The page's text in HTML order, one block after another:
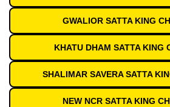
GWALIOR SATTA KING
KHATU DHAM SATTA KING
SHALIMAR SAVERA SATTA
NEW NCR SATTA KING